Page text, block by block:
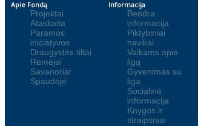
Apie Fondą
Projektai
Ataskaita
Paramos
iniciatyvos
Draugystės tiltai
Rėmėjai
Savanoriai
Spaudoje
Informacija
Bendra
informacija
Piktybiniai
navikai
Vaikams apie
ligą
Gyvenimas su
liga
Socialinė
informacija
Knygos ir
straipsniai